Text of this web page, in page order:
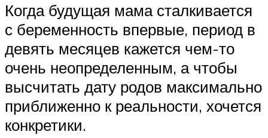
Когда будущая мама сталкивается
с беременность впервые, период в
девять месяцев кажется чем-то
очень неопределенным, а чтобы
высчитать дату родов максимально
приближенно к реальности, хочется
конкретики.